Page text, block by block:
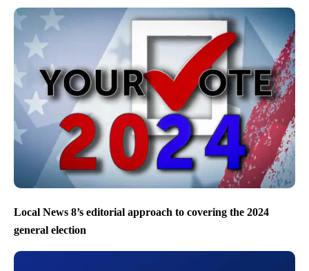
Local News 8’s editorial approach to covering the 2024
general election